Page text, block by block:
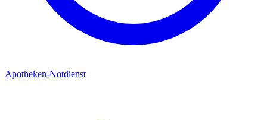
Apotheken-Notdienst